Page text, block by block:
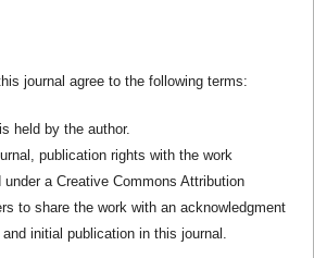
journal agree to the following terms:
held by the author.
publication rights with the work
a Creative Commons Attribution
to share the work with an acknowledgment
initial publication in this journal.